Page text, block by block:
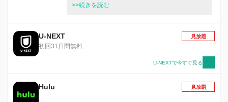
捕する。しかし数日後、締首刑で死亡したはずの
届いて…。
>>続きを読む
U-NEXT
初回31日間無料
見放題
U-NEXTで今すぐ見る
Hulu 見放題